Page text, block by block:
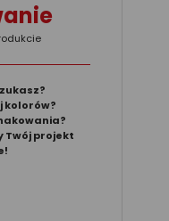
kolorów?
Twój projekt